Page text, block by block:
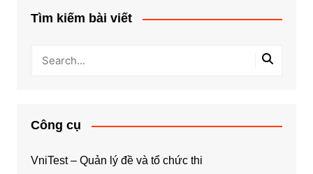
Tìm kiếm bài viết
Công cụ
VniTest – Quản lý đề và tổ chức thi